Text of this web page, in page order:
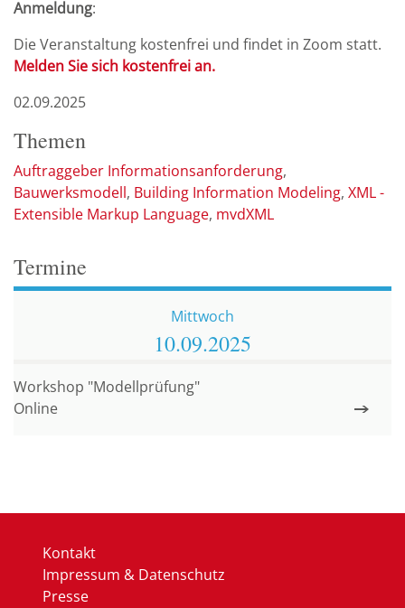
Anmeldung:
Die Veranstaltung kostenfrei und findet in Zoom statt.
Melden Sie sich kostenfrei an.
02.09.2025
Themen
Auftraggeber Informationsanforderung
Bauwerksmodell Building Information Modeling XML -
Extensible Markup Language mvdXML
Termine
Mittwoch
10.09.2025
Online
Workshop "Modellprüfung"
Kontakt
Impressum & Datenschutz
Presse